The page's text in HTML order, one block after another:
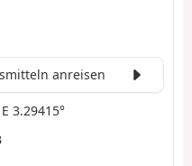
anreisen
3.29415°